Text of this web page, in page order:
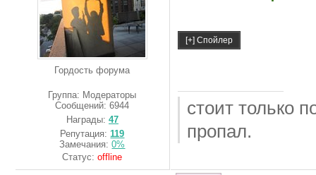
Гордость форума
Группа: Модераторы
Сообщений:6944
Награды: 47
Репутация:119
Замечания:0%
Статус:offline
стоит только
пропал.